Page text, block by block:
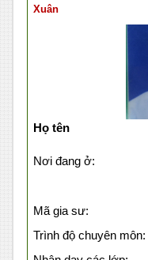
Xuân
Họ tên
Nơi đang ở:
Mã gia sư:
Trình độ chuyên môn: